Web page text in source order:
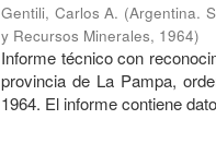
Gentili, Carlos A. (Argentina.
y Recursos Minerales, 1964)
Informe técnico con
provincia de La Pampa,
1964. El informe contiene